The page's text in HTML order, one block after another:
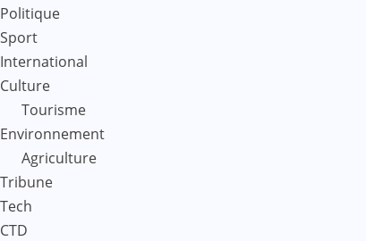
Politique
Sport
International
Culture
Tourisme
Environnement
Agriculture
Tribune
Tech
CTD